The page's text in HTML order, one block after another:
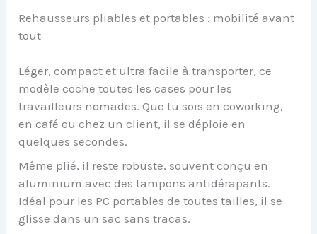
Rehausseurs pliables et portables : mobilité avant
tout
Léger, compact et ultra facile à transporter, ce
modèle coche toutes les cases pour les
travailleurs nomades. Que tu sois en coworking,
en café ou chez un client, il se déploie en
quelques secondes.
Même plié, il reste robuste, souvent conçu en
aluminium avec des tampons antidérapants.
Idéal pour les PC portables de toutes tailles, il se
glisse dans un sac sans tracas.